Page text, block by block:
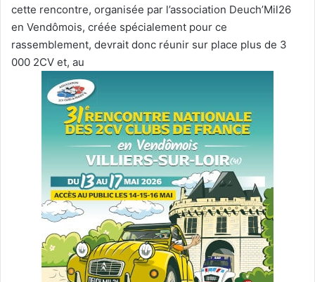
cette rencontre, organisée par l’association Deuch’Mil26
en Vendômois, créée spécialement pour ce
rassemblement, devrait donc réunir sur place plus de 3
000 2CV et, au